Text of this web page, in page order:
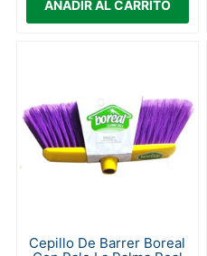
Cepillo De Barrer Boreal